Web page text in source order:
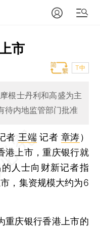
市
T中
根士丹利和高盛为主
待内地监管部门批准
者 王端记者 章涛）
港上市，重庆银行就
人士向财新记者指
，集资规模大约为6
庆银行香港上市的